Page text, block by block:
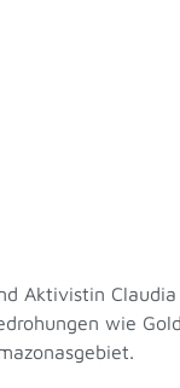
Aktivistin
wie